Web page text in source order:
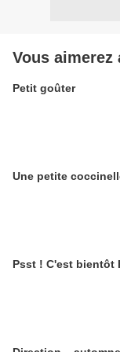
Vous aimerez
Petit goûter
Une petite
Psst ! C'est bientôt